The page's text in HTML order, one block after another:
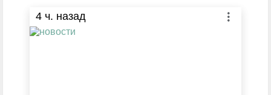
4 ч. назад